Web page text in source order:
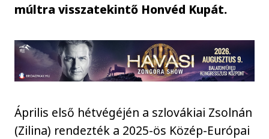
múltra visszatekintő Honvéd Kupát.
Április első hétvégéjén a szlovákiai Zsolnán
(Zilina) rendezték a 2025-ös Közép-Európai